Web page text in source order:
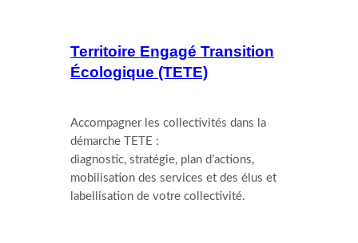
Territoire Engagé Transition
Écologique (TETE)
Accompagner les collectivités dans la
démarche TETE :
diagnostic, stratégie, plan d’actions,
mobilisation des services et des élus et
labellisation de votre collectivité.